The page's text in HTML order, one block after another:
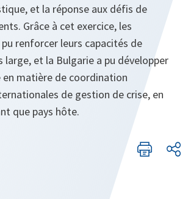
et la réponse aux défis de
Grâce à cet exercice, les
renforcer leurs capacités de
large, et la Bulgarie a pu développer
matière de coordination
de gestion de crise, en
que pays hôte.